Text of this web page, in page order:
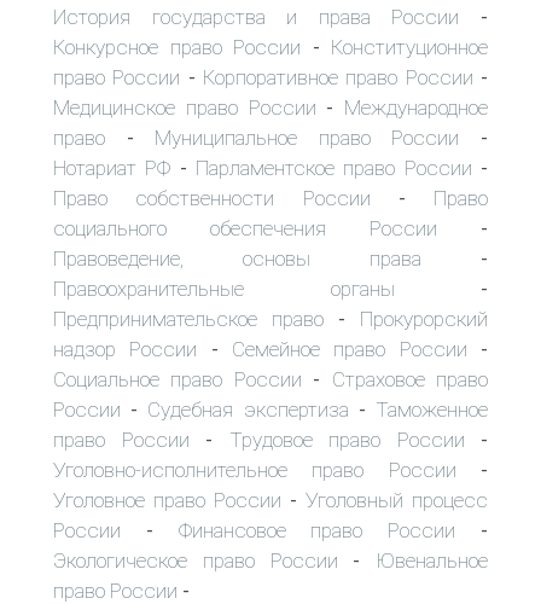
История государства и права России -
Конкурсное право России - Конституционное
право России - Корпоративное право России -
Медицинское право России - Международное
право - Муниципальное право России -
Нотариат РФ - Парламентское право России -
Право собственности России - Право
социального обеспечения России -
Правоведение, основы права -
Правоохранительные органы -
Предпринимательское право - Прокурорский
надзор России - Семейное право России -
Социальное право России - Страховое право
России - Судебная экспертиза - Таможенное
право России - Трудовое право России -
Уголовно-исполнительное право России -
Уголовное право России - Уголовный процесс
России - Финансовое право России -
Экологическое право России -
Ювенальное
право России -